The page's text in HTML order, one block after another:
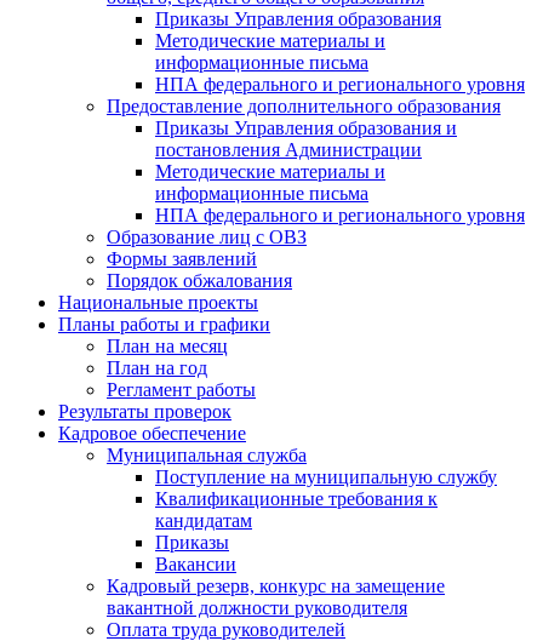
Приказы Управления образования
Методические материалы и
информационные письма
НПА федерального и регионального уровня
Предоставление дополнительного образования
Приказы Управления образования и
постановления Администрации
Методические материалы и
информационные письма
НПА федерального и регионального уровня
Образование лиц с ОВЗ
Формы заявлений
Порядок обжалования
Национальные проекты
Планы работы и графики
План на месяц
План на год
Регламент работы
Результаты проверок
Кадровое обеспечение
Муниципальная служба
Поступление на муниципальную службу
Квалификационные требования к
кандидатам
Приказы
Вакансии
Кадровый резерв, конкурс на замещение
вакантной должности руководителя
Оплата труда руководителей